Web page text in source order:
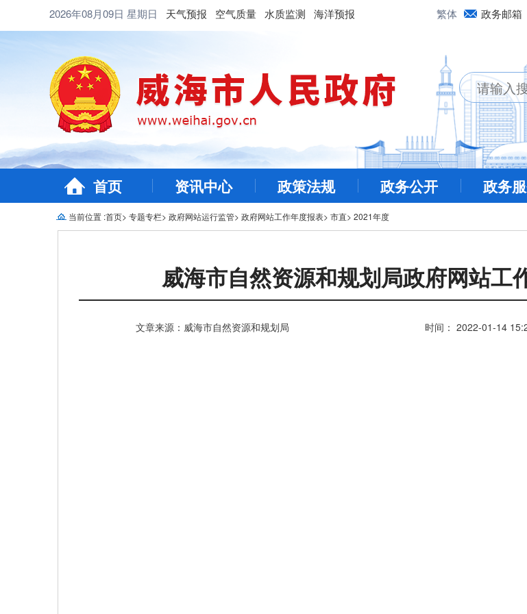
2026年08月09日 星期日 天气预报 空气质量 水质监测 海洋预报 繁体 政务邮箱
首页 资讯中心 政策法规 政务公开 政务
当前位置 :首页> 专题专栏> 政府网站运行监管> 政府网站工作年度报表> 市直> 2021年度
威海市自然资源和规划局政府网站工
文章来源：威海市自然资源和规划局 时间： 2022-01-14